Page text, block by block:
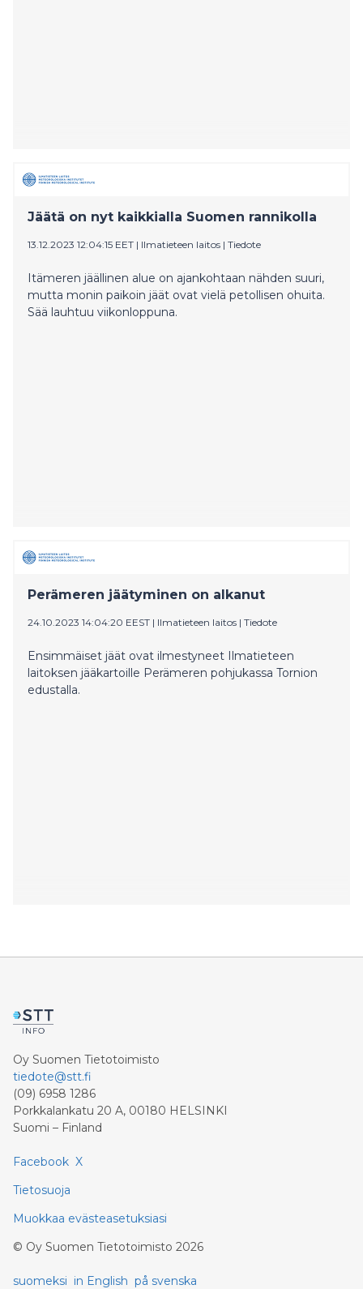
Jäätä on nyt kaikkialla Suomen rannikolla
13.12.2023 12:04:15 EET | Ilmatieteen laitos | Tiedote
Itämeren jäällinen alue on ajankohtaan nähden suuri,
mutta monin paikoin jäät ovat vielä petollisen ohuita.
Sää lauhtuu viikonloppuna.
Perämeren jäätyminen on alkanut
24.10.2023 14:04:20 EEST | Ilmatieteen laitos | Tiedote
Ensimmäiset jäät ovat ilmestyneet Ilmatieteen
laitoksen jääkartoille Perämeren pohjukassa Tornion
edustalla.
Oy Suomen Tietotoimisto
tiedote@stt.fi
(09) 6958 1286
Porkkalankatu 20 A, 00180 HELSINKI
Suomi – Finland
Facebook X
Tietosuoja
Muokkaa evästeasetuksiasi
© Oy Suomen Tietotoimisto 2026
suomeksi in English på svenska